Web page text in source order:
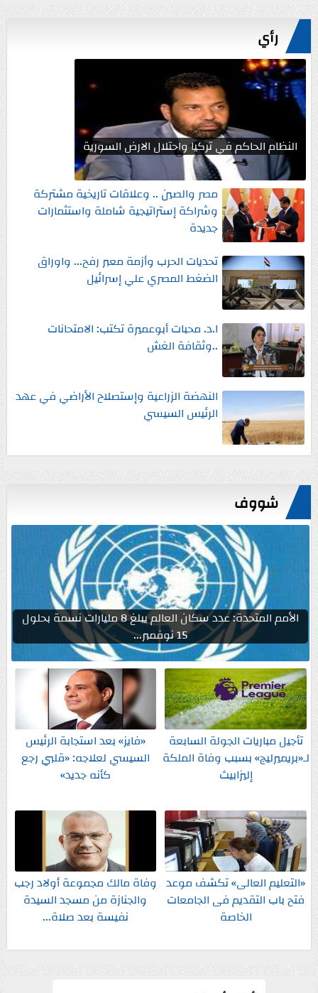
رأي
النظام الحاكم في تركيا واحتلال الارض السورية
مصر والصين .. وعلاقات تاريخية مشتركة
وشراكة إستراتيجية شاملة واستثمارات
جديدة
تحديات الحرب وأزمة معبر رفح... واوراق
الضغط المصري علي إسرائيل
ا.د. محبات أبوعميرة تكتب: الامتحانات
..وثقافة الغش
النهضة الزراعية وإستصلاح الأراضي في عهد
الرئيس السيسي
شووف
الأمم المتحدة: عدد سكان العالم يبلغ 8 مليارات نسمة بحلول
15 نوفمبر...
تأجيل مباريات الجولة السابعة
لـ«بريميرليج» بسبب وفاة الملكة
إليزابيث
«فايز» بعد استجابة الرئيس
السيسي لعلاجه: «قلبي رجع
كأنه جديد»
«التعليم العالى» تكشف موعد
فتح باب التقديم فى الجامعات
الخاصة
وفاة مالك مجموعة أولاد رجب
والجنازة من مسجد السيدة
نفيسة بعد صلاة...